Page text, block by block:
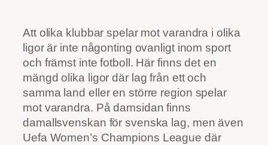
Att olika klubbar spelar mot varandra i olika
ligor är inte någonting ovanligt inom sport
och främst inte fotboll. Här finns det en
mängd olika ligor där lag från ett och
samma land eller en större region spelar
mot varandra. På damsidan finns
damallsvenskan för svenska lag, men även
Uefa Women’s Champions League där